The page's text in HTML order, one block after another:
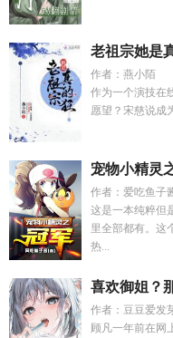
老祖宗她是
作者：燕小陌
作为一个演技在
愿望？宋慈说成
宠物小精灵
作者：爱吃鱼子
这是一本纯粹但
里全部都有。这
热...
喜欢御姐？
作者：豆豆爱发
顾凡一年前在网